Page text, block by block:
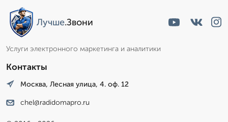
Лучше.Звони
Услуги электронного маркетинга и аналитики
Контакты
Москва, Лесная улица, 4. оф. 12
chel@radidomapro.ru